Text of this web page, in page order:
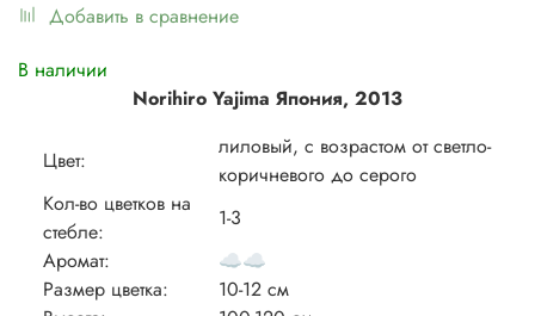
Добавить в сравнение
В наличии
Norihiro Yajima Япония, 2013
Цвет:
лиловый, с возрастом от светло-
коричневого до серого
Кол-во цветков на
стебле:
1-3
Аромат:
☁️☁️
Размер цветка:
10-12 см